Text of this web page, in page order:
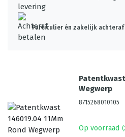
Particulier én zakelijk achteraf
Patentkwast
Wegwerp
8715268010105
Op voorraad (